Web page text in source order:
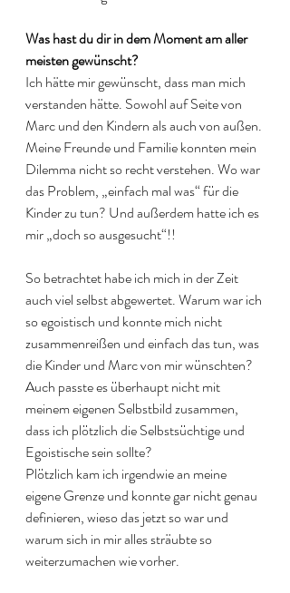
Was hast du dir in dem Moment am aller
meisten gewünscht?
Ich hätte mir gewünscht, dass man mich
verstanden hätte. Sowohl auf Seite von
Marc und den Kindern als auch von außen.
Meine Freunde und Familie konnten mein
Dilemma nicht so recht verstehen. Wo war
das Problem, „einfach mal was“ für die
Kinder zu tun? Und außerdem hatte ich es
mir „doch so ausgesucht“!!
So betrachtet habe ich mich in der Zeit
auch viel selbst abgewertet. Warum war ich
so egoistisch und konnte mich nicht
zusammenreißen und einfach das tun, was
die Kinder und Marc von mir wünschten?
Auch passte es überhaupt nicht mit
meinem eigenen Selbstbild zusammen,
dass ich plötzlich die Selbstsüchtige und
Egoistische sein sollte?
Plötzlich kam ich irgendwie an meine
eigene Grenze und konnte gar nicht genau
definieren, wieso das jetzt so war und
warum sich in mir alles sträubte so
weiterzumachen wie vorher.